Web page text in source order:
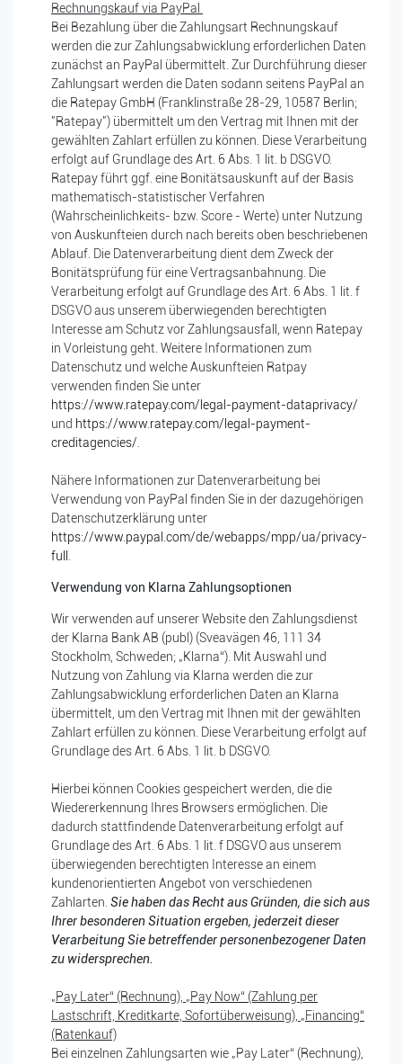
Rechnungskauf via PayPal
Bei Bezahlung über die Zahlungsart Rechnungskauf
werden die zur Zahlungsabwicklung erforderlichen Daten
zunächst an PayPal übermittelt. Zur Durchführung dieser
Zahlungsart werden die Daten sodann seitens PayPal an
die Ratepay GmbH (Franklinstraße 28-29, 10587 Berlin;
"Ratepay") übermittelt um den Vertrag mit Ihnen mit der
gewählten Zahlart erfüllen zu können. Diese Verarbeitung
erfolgt auf Grundlage des Art. 6 Abs. 1 lit. b DSGVO.
Ratepay führt ggf. eine Bonitätsauskunft auf der Basis
mathematisch-statistischer Verfahren
(Wahrscheinlichkeits- bzw. Score - Werte) unter Nutzung
von Auskunfteien durch nach bereits oben beschriebenen
Ablauf. Die Datenverarbeitung dient dem Zweck der
Bonitätsprüfung für eine Vertragsanbahnung. Die
Verarbeitung erfolgt auf Grundlage des Art. 6 Abs. 1 lit. f
DSGVO aus unserem überwiegenden berechtigten
Interesse am Schutz vor Zahlungsausfall, wenn Ratepay
in Vorleistung geht. Weitere Informationen zum
Datenschutz und welche Auskunfteien Ratpay
verwenden finden Sie unter
https://www.ratepay.com/legal-payment-dataprivacy/
und https://www.ratepay.com/legal-payment-
creditagencies/
Nähere Informationen zur Datenverarbeitung bei
Verwendung von PayPal finden Sie in der dazugehörigen
Datenschutzerklärung unter
https://www.paypal.com/de/webapps/mpp/ua/privacy-
full
Verwendung von Klarna Zahlungsoptionen
Wir verwenden auf unserer Website den Zahlungsdienst
der Klarna Bank AB (publ) (Sveavägen 46, 111 34
Stockholm, Schweden; „Klarna“). Mit Auswahl und
Nutzung von Zahlung via Klarna werden die zur
Zahlungsabwicklung erforderlichen Daten an Klarna
übermittelt, um den Vertrag mit Ihnen mit der gewählten
Zahlart erfüllen zu können. Diese Verarbeitung erfolgt auf
Grundlage des Art. 6 Abs. 1 lit. b DSGVO.
Hierbei können Cookies gespeichert werden, die die
Wiedererkennung Ihres Browsers ermöglichen. Die
dadurch stattfindende Datenverarbeitung erfolgt auf
Grundlage des Art. 6 Abs. 1 lit. f DSGVO aus unserem
überwiegenden berechtigten Interesse an einem
kundenorientierten Angebot von verschiedenen
Zahlarten. Sie haben das Recht aus Gründen, die sich aus
Ihrer besonderen Situation ergeben, jederzeit dieser
Verarbeitung Sie betreffender personenbezogener Daten
zu widersprechen.
„Pay Later“ (Rechnung), „Pay Now“ (Zahlung per
Lastschrift, Kreditkarte, Sofortüberweisung), „Financing“
(Ratenkauf)
Bei einzelnen Zahlungsarten wie „Pay Later“ (Rechnung),